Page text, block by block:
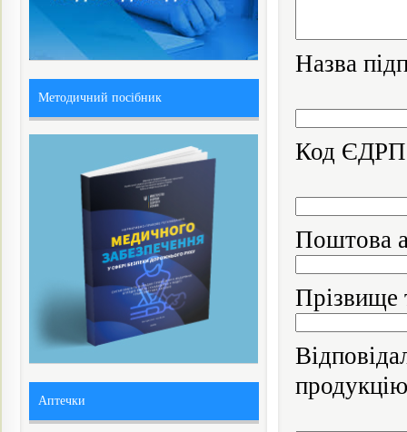
Назва
Код
Поштова
Прізвище
Методичний посібник
Аптечки